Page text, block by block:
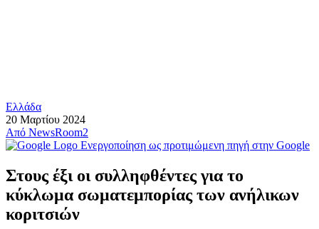
Ελλάδα
20 Μαρτίου 2024
Από NewsRoom2
Ενεργοποίηση ως προτιμώμενη πηγή στην Google
Στους έξι οι συλληφθέντες για το
κύκλωμα σωματεμπορίας των ανήλικων
κοριτσιών